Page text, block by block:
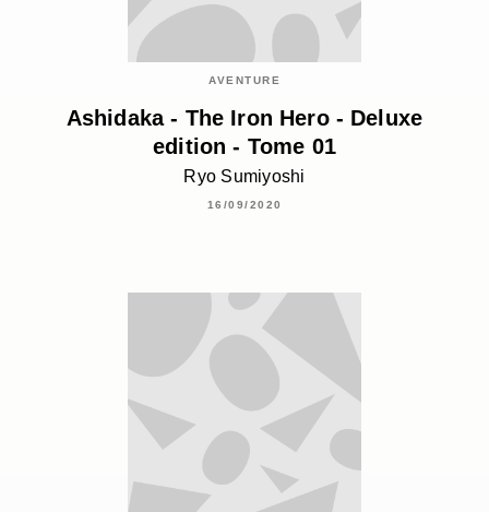
AVENTURE
Ashidaka - The Iron Hero - Deluxe
edition - Tome 01
Ryo Sumiyoshi
16/09/2020